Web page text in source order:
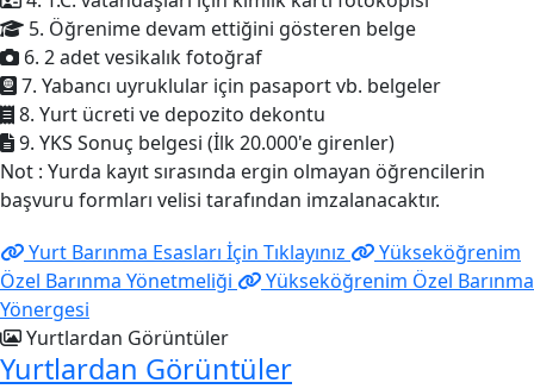
5. Öğrenime devam ettiğini gösteren belge
6. 2 adet vesikalık fotoğraf
7. Yabancı uyruklular için pasaport vb. belgeler
8. Yurt ücreti ve depozito dekontu
9. YKS Sonuç belgesi (İlk 20.000'e girenler)
Not : Yurda kayıt sırasında ergin olmayan öğrencilerin
başvuru formları velisi tarafından imzalanacaktır.
Yurt Barınma Esasları İçin Tıklayınız
Yükseköğrenim
Özel Barınma Yönetmeliği
Yükseköğrenim Özel Barınma
Yönergesi
Yurtlardan Görüntüler
Yurtlardan Görüntüler